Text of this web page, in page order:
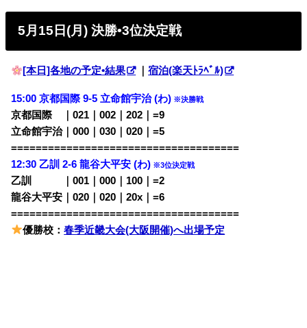
5月15日(月) 決勝•3位決定戦
[本日]各地の予定•結果 ｜宿泊(楽天ﾄﾗﾍﾞﾙ)
15:00京都国際 9-5 立命館宇治 (わ) ※決勝戦
京都国際 ｜021｜002｜202｜=9
立命館宇治｜000｜030｜020｜=5
=====================================
12:30 乙訓 2-6 龍谷大平安 (わ) ※3位決定戦
乙訓 ｜001｜000｜100｜=2
龍谷大平安｜020｜020｜20x｜=6
=====================================
優勝校：春季近畿大会(大阪開催)へ出場予定